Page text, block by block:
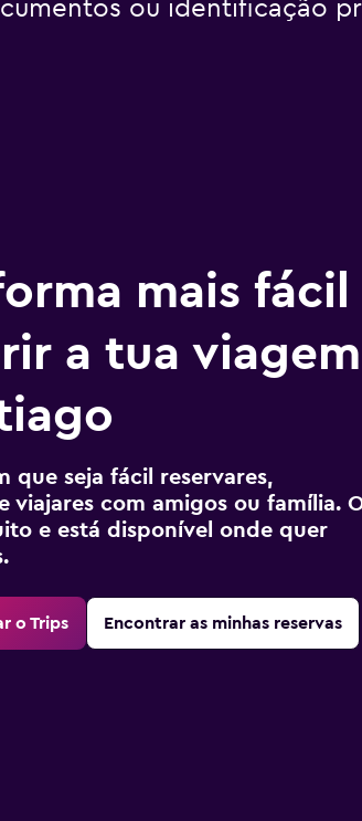
ou identificação
mais fácil
a tua viagem
que seja fácil reservares,
viajares com amigos ou família.
e está disponível onde quer
o Trips Encontrar as minhas reservas